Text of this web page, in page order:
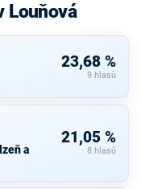
Louňová
23,68 %
9 hlasů
a
21,05 %
8 hlasů